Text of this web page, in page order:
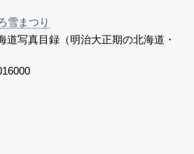
雪まつり
道写真目録（明治大正期の北海道・